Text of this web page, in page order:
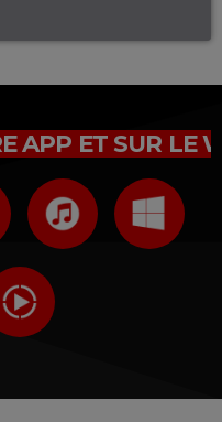
APP ET SUR LE